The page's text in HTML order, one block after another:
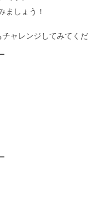
ましょう！
ャレンジしてみてく